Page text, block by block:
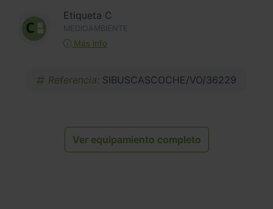
Etiqueta C
MEDIOAMBIENTE
Más info
Referencia: SIBUSCASCOCHE/VO/36229
Ver equipamiento completo